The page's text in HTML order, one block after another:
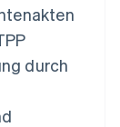
durch